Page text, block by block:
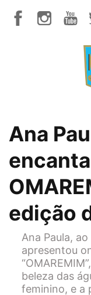
Ana
edição
Ana Paula,
apresentou
beleza das
feminino, e a